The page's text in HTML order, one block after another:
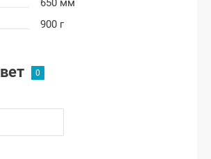
650 мм
900 г